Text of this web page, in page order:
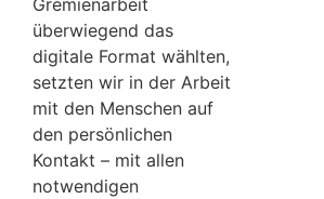
Gremienarbeit
überwiegend das
digitale Format wählten,
setzten wir in der Arbeit
mit den Menschen auf
den persönlichen
Kontakt – mit allen
notwendigen